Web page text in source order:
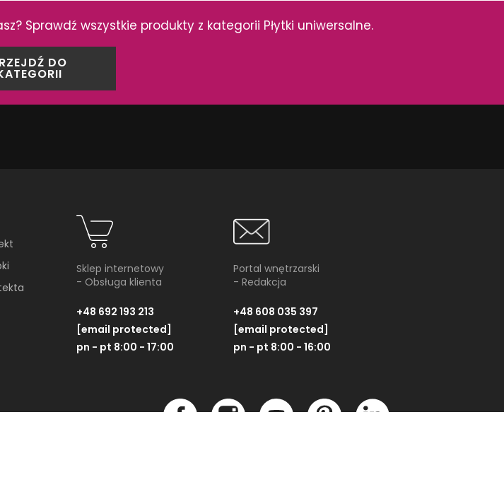
Sprawdź wszystkie produkty z kategorii Płytki uniwersalne.
DO
Sklep internetowy
- Obsługa klienta
+48 692 193 213
[email protected]
pn - pt 8:00 - 17:00
Portal wnętrzarski
- Redakcja
+48 608 035 397
[email protected]
pn - pt 8:00 - 16:00